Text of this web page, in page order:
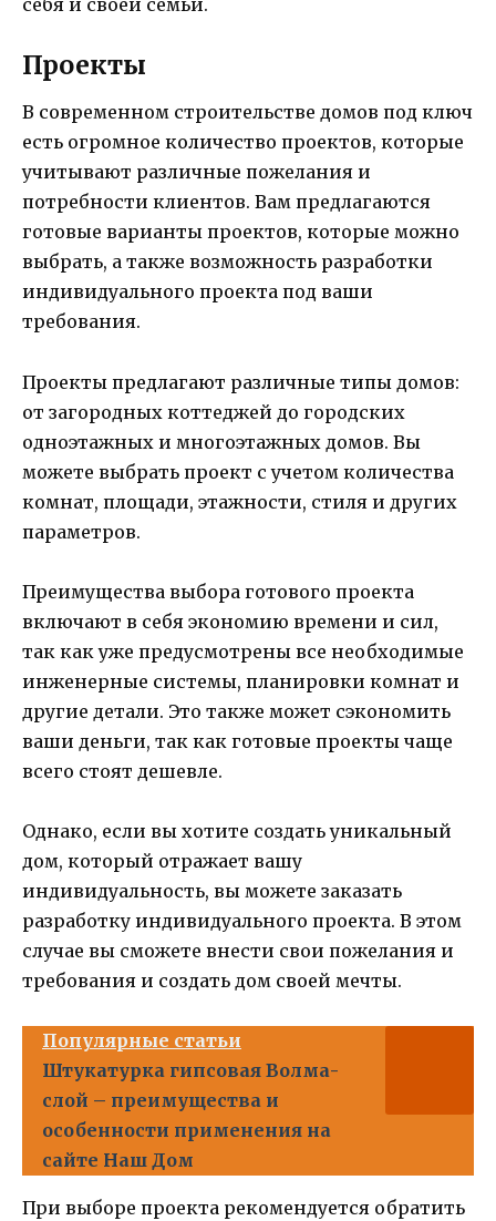
себя и своей семьи.
Проекты
В современном строительстве домов под ключ
есть огромное количество проектов, которые
учитывают различные пожелания и
потребности клиентов. Вам предлагаются
готовые варианты проектов, которые можно
выбрать, а также возможность разработки
индивидуального проекта под ваши
требования.
Проекты предлагают различные типы домов:
от загородных коттеджей до городских
одноэтажных и многоэтажных домов. Вы
можете выбрать проект с учетом количества
комнат, площади, этажности, стиля и других
параметров.
Преимущества выбора готового проекта
включают в себя экономию времени и сил,
так как уже предусмотрены все необходимые
инженерные системы, планировки комнат и
другие детали. Это также может сэкономить
ваши деньги, так как готовые проекты чаще
всего стоят дешевле.
Однако, если вы хотите создать уникальный
дом, который отражает вашу
индивидуальность, вы можете заказать
разработку индивидуального проекта. В этом
случае вы сможете внести свои пожелания и
требования и создать дом своей мечты.
Популярные статьи
Штукатурка гипсовая Волма-
слой – преимущества и
особенности применения на
сайте Наш Дом
При выборе проекта рекомендуется обратить